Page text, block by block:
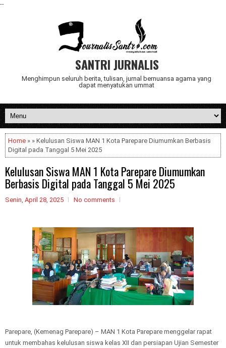
--
SANTRI JURNALIS
Menghimpun seluruh berita, tulisan, jurnal bernuansa agama yang
dapat menyatukan ummat
Home » » Kelulusan Siswa MAN 1 Kota Parepare Diumumkan Berbasis
Digital pada Tanggal 5 Mei 2025
Kelulusan Siswa MAN 1 Kota Parepare Diumumkan
Berbasis Digital pada Tanggal 5 Mei 2025
Senin, April 28, 2025 No comments
Parepare, (Kemenag Parepare) – MAN 1 Kota Parepare menggelar rapat
untuk membahas kelulusan siswa kelas XII dan persiapan Ujian Semester